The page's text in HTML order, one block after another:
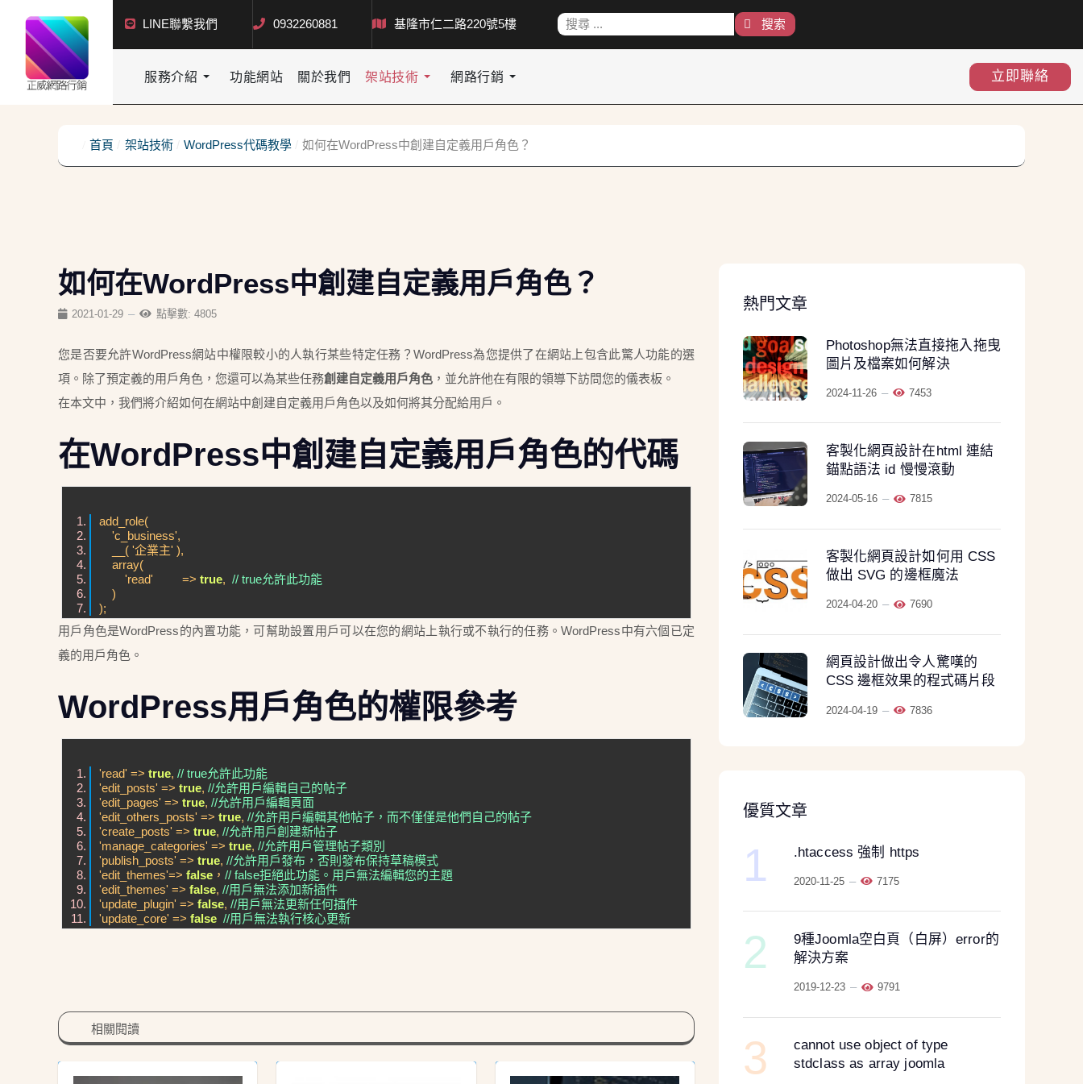
LINE聯繫我們 0932260881 基隆市仁二路220號5樓
搜索
搜索
服務介紹 功能網站 關於我們 架站技術 網路行銷 立即聯絡
首頁 架站技術 WordPress代碼教學 如何在WordPress中創建自定義用戶角色？
如何在WordPress中創建自定義用戶角色？
2021-01-29 點擊數: 4805
您是否要允許WordPress網站中權限較小的人執行某些特定任務？ WordPress為您提供了在網站上包含此驚人功能的選
項。 除了預定義的用戶角色，您還可以為某些任務創建自定義用戶角色 ，並允許他在有限的領導下訪問您的儀表板。
在本文中，我們將介紹如何在網站中創建自定義用戶角色以及如何將其分配給用戶。
在WordPress中創建自定義用戶角色的代碼
add_role(
'c_business',
__( '企業主' ),
array(
'read' => true, // true允許此功能
)
);
用戶角色是WordPress的內置功能，可幫助設置用戶可以在您的網站上執行或不執行的任務。WordPress中有六個已定
義的用戶角色。
WordPress用戶角色的權限參考
'read' => true, // true允許此功能
'edit_posts' => true, //允許用戶編輯自己的帖子
'edit_pages' => true, //允許用戶編輯頁面
'edit_others_posts' => true, //允許用戶編輯其他帖子，而不僅僅是他們自己的帖子
'create_posts' => true, //允許用戶創建新帖子
'manage_categories' => true, //允許用戶管理帖子類別
'publish_posts' => true, //允許用戶發布，否則發布保持草稿模式
'edit_themes'=> false， // false拒絕此功能。用戶無法編輯您的主題
'edit_themes' => false, //用戶無法添加新插件
'update_plugin' => false, //用戶無法更新任何插件
'update_core' => false //用戶無法執行核心更新
相關閱讀
熱門文章
Photoshop無法直接拖入拖曳
圖片及檔案如何解決
2024-11-26 7453
客製化網頁設計在html 連結
錨點語法 id 慢慢滾動
2024-05-16 7815
客製化網頁設計如何用 CSS
做出 SVG 的邊框魔法
2024-04-20 7690
網頁設計做出令人驚嘆的
CSS 邊框效果的程式碼片段
2024-04-19 7836
優質文章
1 .htaccess 強制 https
2020-11-25 7175
2
9種Joomla空白頁（白屏）error的
解決方案
2019-12-23 9791
3
cannot use object of type
stdclass as array joomla